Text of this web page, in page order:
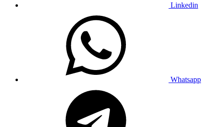
Linkedin
Whatsapp